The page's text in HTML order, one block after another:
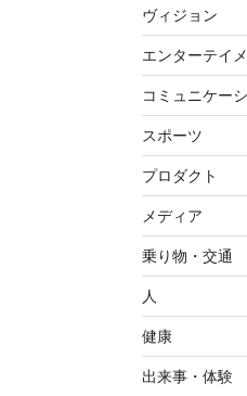
ヴィジョン
エンターテイ
コミュニケー
スポーツ
プロダクト
メディア
乗り物・交通
人
健康
出来事・体験